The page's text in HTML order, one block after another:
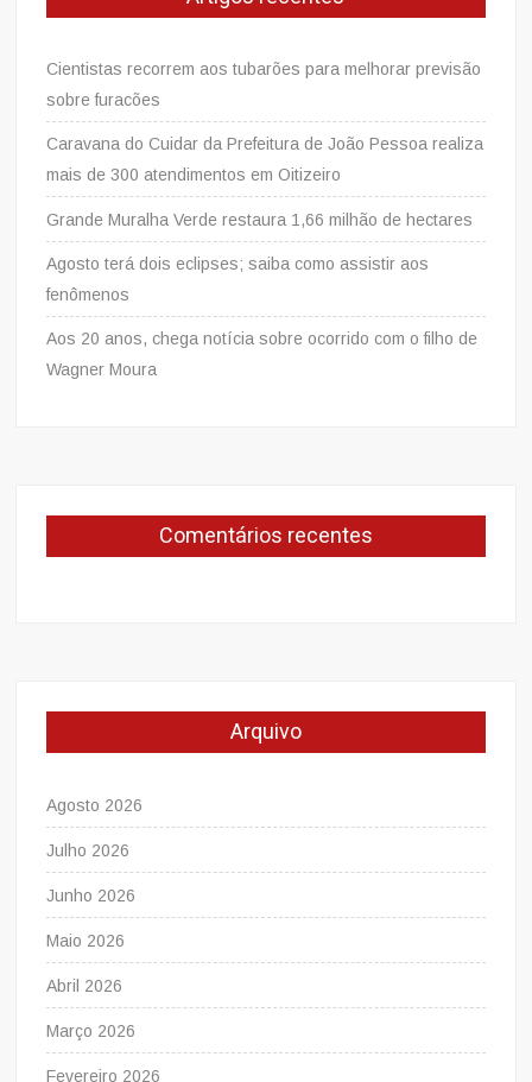
Cientistas recorrem aos tubarões para melhorar previsão
sobre furacões
Caravana do Cuidar da Prefeitura de João Pessoa realiza
mais de 300 atendimentos em Oitizeiro
Grande Muralha Verde restaura 1,66 milhão de hectares
Agosto terá dois eclipses; saiba como assistir aos
fenômenos
Aos 20 anos, chega notícia sobre ocorrido com o filho de
Wagner Moura
Comentários recentes
Arquivo
Agosto 2026
Julho 2026
Junho 2026
Maio 2026
Abril 2026
Março 2026
Fevereiro 2026